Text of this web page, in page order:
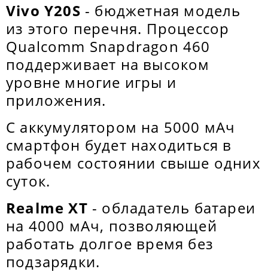
Vivo Y20S - бюджетная модель
из этого перечня. Процессор
Qualcomm Snapdragon 460
поддерживает на высоком
уровне многие игры и
приложения.
С аккумулятором на 5000 мАч
смартфон будет находиться в
рабочем состоянии свыше одних
суток.
Realme XT - обладатель батареи
на 4000 мАч, позволяющей
работать долгое время без
подзарядки.